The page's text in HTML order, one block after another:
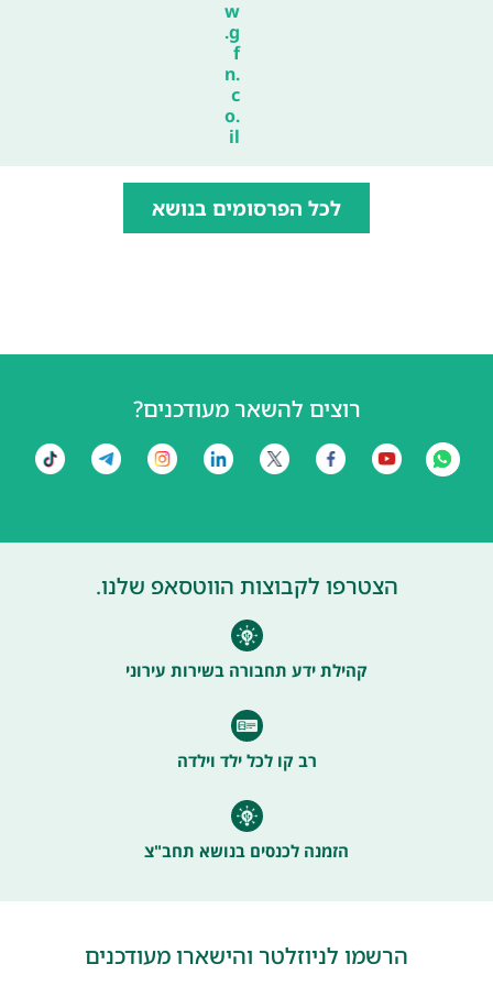
w
.g
f
n.
c
o.
il
לכל הפרסומים בנושא
רוצים להשאר מעודכנים?
הצטרפו לקבוצות הווטסאפ שלנו.
קהילת ידע תחבורה בשירות עירוני
רב קו לכל ילד וילדה
הזמנה לכנסים בנושא תחב"צ
הרשמו לניוזלטר והישארו מעודכנים